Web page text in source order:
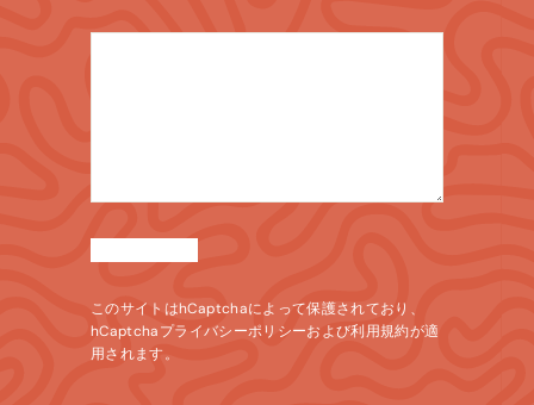
このサイトはhCaptchaによって保護されており、
hCaptchaプライバシーポリシーおよび利用規約が適
用されます。